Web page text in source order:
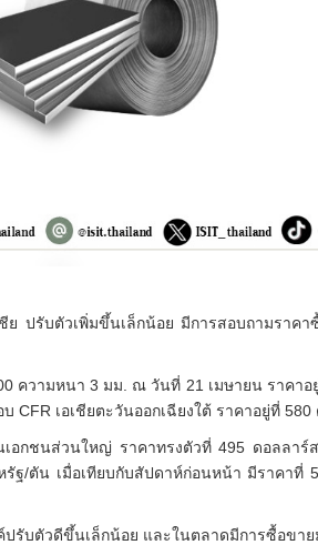
ย ปรับตัวเพิ่มขึ้นเล็กน้อย มีการสอบถามรา
ความหนา 3 มม. ณ วันที่ 21 เมษายน ราค
เอเชียตะวันออกเฉียงใต้ ราคาอยู่ที่
เอกชนส่วนใหญ่ ราคาทรงตัวที่ 495 ดอลล
ฐ/ตัน เมื่อเทียบกับสัปดาห์ก่อนหน้า มีราคา
ปรับตัวดีขึ้นเล็กน้อย และในตลาดมีการซื้อขา